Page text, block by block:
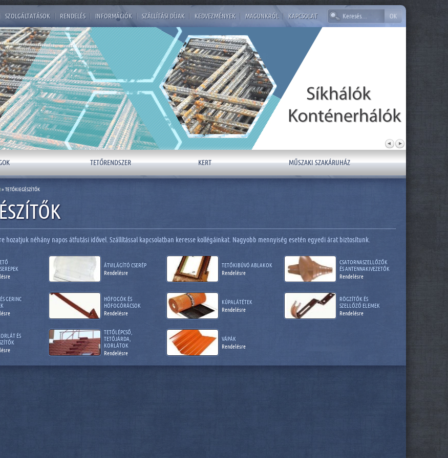
SZOLGÁLTATÁSOK RENDELÉS INFORMÁCIÓK SZÁLLÍTÁSI DÍJAK KEDVEZMÉNYEK MAGUNKRÓL KAPCSOLAT
TETŐRENDSZER KERT MŰSZAKI SZAKÁRUHÁZ
hozatjuk néhány napos átfutási idővel. Szállítással kapcsolatban keresse kollégáinkat. Nagyobb mennyiség esetén egyedi árat biztosítunk.
ÁTVILÁGÍTÓ CSERÉP
Rendelésre
TETŐKIBÚVÓ ABLAKOK
Rendelésre
CSATORNASZELLŐZŐK
ÉS ANTENNAKIVEZETŐK
Rendelésre
GERINC
HÓFOGÓK ÉS
HÓFOGÓRÁCSOK
Rendelésre
KÚPALÁTÉTEK
Rendelésre
RÖGZÍTŐK ÉS
SZELLŐZŐ ELEMEK
Rendelésre
ÉS
TETŐLÉPCSŐ,
TETŐJÁRDA,
KORLÁTOK
Rendelésre
VÁPÁK
Rendelésre
» TETŐKIEGÉSZÍTŐK